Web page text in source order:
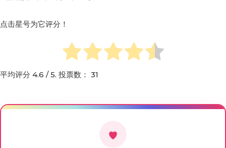
点击星号为它评分！
平均评分 4.6 / 5. 投票数： 31